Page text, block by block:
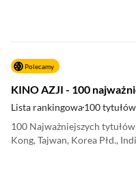
Polecamy
KINO AZJI - 100
Lista rankingowa100 tytułów
100 Najważniejszych
Kong, Tajwan, Korea Płd.,